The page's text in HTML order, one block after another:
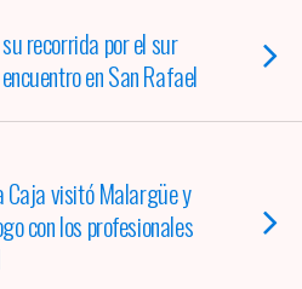
recorrida por el sur
en San Rafael
Caja visitó Malargüe y
con los profesionales